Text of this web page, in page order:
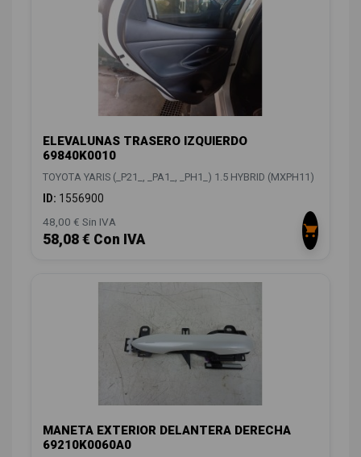
ELEVALUNAS TRASERO IZQUIERDO
69840K0010
TOYOTA YARIS (_P21_, _PA1_, _PH1_) 1.5 HYBRID (MXPH11)
ID: 1556900
48,00 € Sin IVA
58,08 € Con IVA
MANETA EXTERIOR DELANTERA DERECHA
69210K0060A0